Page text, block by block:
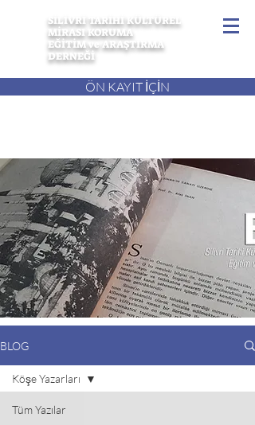
SİLİVRİ TARİHİ KÜLTÜREL
MİRASI KORUMA
EĞİTİM ve ARAŞTIRMA
DERNEĞİ
ÖN KAYIT İÇİN
BLOG
Tüm Yazılar
Köşe Yazarları